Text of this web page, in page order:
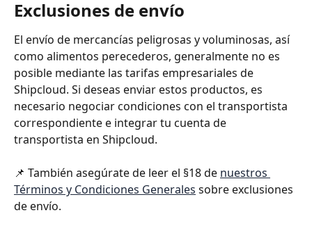
Exclusiones de envío
El envío de mercancías peligrosas y voluminosas, así
como alimentos perecederos, generalmente no es
posible mediante las tarifas empresariales de
Shipcloud. Si deseas enviar estos productos, es
necesario negociar condiciones con el transportista
correspondiente e integrar tu cuenta de
transportista en Shipcloud.
📌 También asegúrate de leer el §18 de nuestros
Términos y Condiciones Generales sobre exclusiones
de envío.